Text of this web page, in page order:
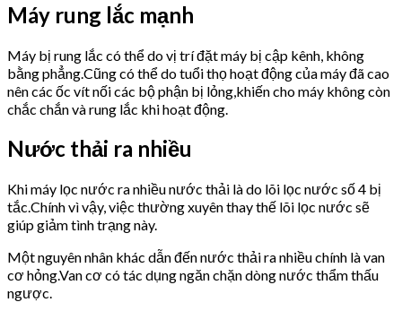
Máy rung lắc mạnh
Máy bị rung lắc có thể do vị trí đặt máy bị cập kênh, không
bằng phẳng.Cũng có thể do tuổi thọ hoạt động của máy đã cao
nên các ốc vít nối các bộ phận bị lỏng,khiến cho máy không còn
chắc chắn và rung lắc khi hoạt động.
Nước thải ra nhiều
Khi máy lọc nước ra nhiều nước thải là do lõi lọc nước số 4 bị
tắc.Chính vì vậy, việc thường xuyên thay thế lõi lọc nước sẽ
giúp giảm tình trạng này.
Một nguyên nhân khác dẫn đến nước thải ra nhiều chính là van
cơ hỏng.Van cơ có tác dụng ngăn chặn dòng nước thẩm thấu
ngược.